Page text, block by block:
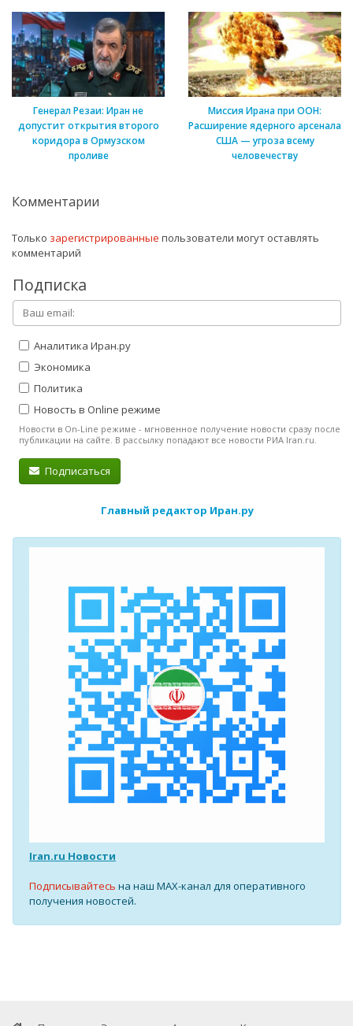
Генерал Резаи: Иран не
допустит открытия второго
коридора в Ормузском
проливе
Миссия Ирана при ООН:
Расширение ядерного арсенала
США — угроза всему
человечеству
Комментарии
Только зарегистрированные пользователи могут оставлять
комментарий
Подписка
Аналитика Иран.ру
Экономика
Политика
Новость в Online режиме
Новости в On-Line режиме - мгновенное получение новости сразу после
публикации на сайте. В рассылку попадают все новости РИА Iran.ru.
Подписаться
Главный редактор Иран.ру
Iran.ru Новости
Подписывайтесь на наш MAX-канал для оперативного
получения новостей.